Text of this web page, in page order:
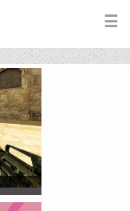
☰